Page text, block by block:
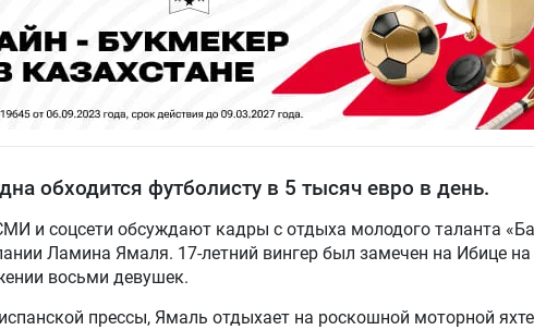
обходится футболисту в 5 тысяч евро в день.
и соцсети обсуждают кадры с отдыха молодого таланта
Ламина Ямаля. 17-летний вингер был замечен на Ибице
восьми девушек.
прессы, Ямаль отдыхает на роскошной моторной